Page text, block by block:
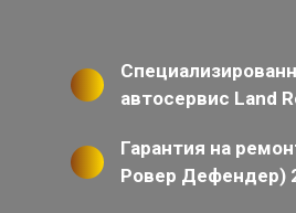
автосервис Land
Гарантия на
Ровер Дефендер)